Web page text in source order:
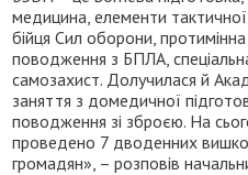
медицина, елементи
бійця Сил оборони, протимінна
поводження з БПЛА,
самозахист. Долучилася й
заняття з домедичної
поводження зі зброєю. На
проведено 7 дводенних
громадян», – розповів